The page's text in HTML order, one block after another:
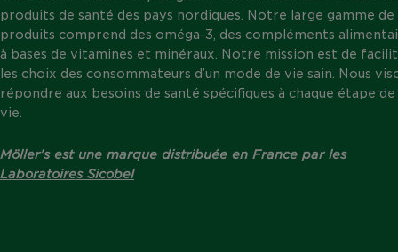
produits de santé des pays nordiques. Notre large gamme de
produits comprend des oméga-3, des compléments
à bases de vitamines et minéraux. Notre mission est de
les choix des consommateurs d’un mode de vie sain. Nous
répondre aux besoins de santé spécifiques à chaque étape de
vie.
Möller’s est une marque distribuée en France par les
Laboratoires Sicobel